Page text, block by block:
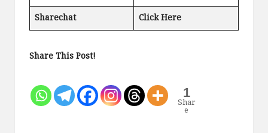
Sharechat
Click Here
Share This Post!
1
Shar
e